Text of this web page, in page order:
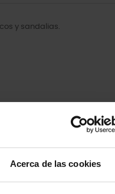
Acerca de las cookies
y sandalias.
-20%